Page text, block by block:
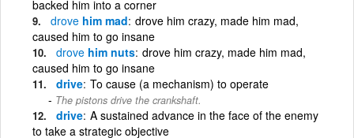
backed him into a corner
drove him mad drove him crazy, made him mad,
caused him to go insane
drove him nuts drove him crazy, made him mad,
caused him to go insane
drive To cause (a mechanism) to operate
The pistons drive the crankshaft.
drive A sustained advance in the face of the enemy
to take a strategic objective